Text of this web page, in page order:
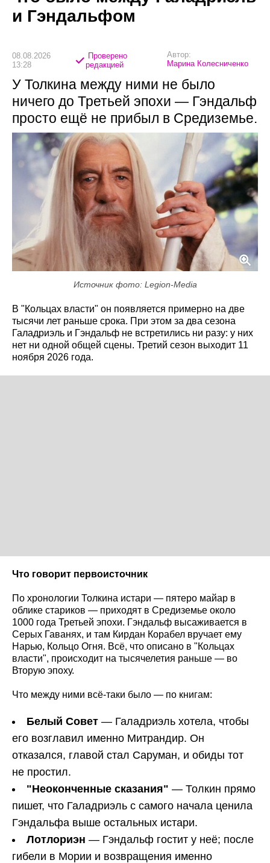
и Гэндальфом
08.08.2026
13:28
Проверено
редакцией
Автор:
Марина Колесниченко
У Толкина между ними не было
ничего до Третьей эпохи — Гэндальф
просто ещё не прибыл в Средиземье.
Источник фото: Legion-Media
В "Кольцах власти" он появляется примерно на две
тысячи лет раньше срока. При этом за два сезона
Галадриэль и Гэндальф не встретились ни разу: у них
нет ни одной общей сцены. Третий сезон выходит 11
ноября 2026 года.
Что говорит первоисточник
По хронологии Толкина истари — пятеро майар в
облике стариков — приходят в Средиземье около
1000 года Третьей эпохи. Гэндальф высаживается в
Серых Гаванях, и там Кирдан Корабел вручает ему
Нарью, Кольцо Огня. Всё, что описано в "Кольцах
власти", происходит на тысячелетия раньше — во
Вторую эпоху.
Что между ними всё-таки было — по книгам:
Белый Совет — Галадриэль хотела, чтобы
его возглавил именно Митрандир. Он
отказался, главой стал Саруман, и обиды тот
не простил.
"Неоконченные сказания" — Толкин прямо
пишет, что Галадриэль с самого начала ценила
Гэндальфа выше остальных истари.
Лотлориэн — Гэндальф гостит у неё; после
гибели в Мории и возвращения именно